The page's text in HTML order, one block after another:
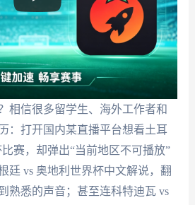
相信很多留学生、海外工作者和
：打开国内某直播平台想看土耳
赛，却弹出“当前地区不可播放”
廷 vs 奥地利世界杯中文解说，翻
熟悉的声音；甚至连科特迪瓦 vs